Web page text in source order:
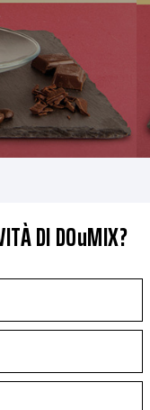
DI DOuMIX?